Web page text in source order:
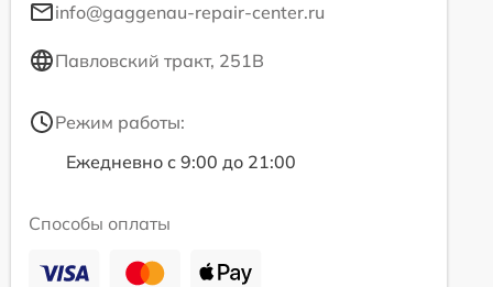
info@gaggenau-repair-center.ru
Павловский тракт, 251В
Режим работы:
Ежедневно с 9:00 до 21:00
Способы оплаты